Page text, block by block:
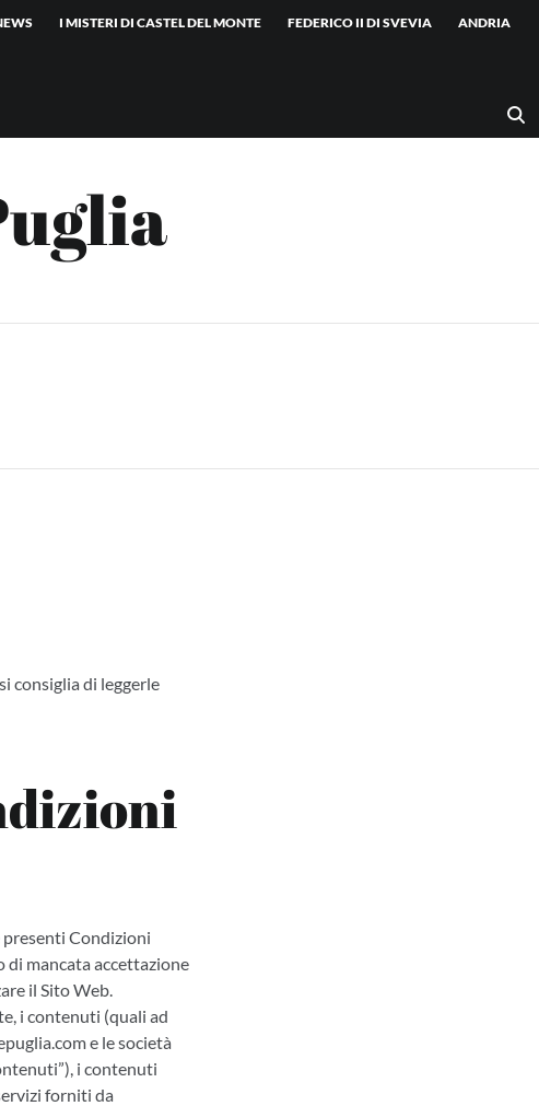
I MISTERI DI CASTEL DEL MONTE FEDERICO II DI SVEVIA ANDRIA
consiglia di leggerle
presenti Condizioni
di mancata accettazione
il Sito Web.
i contenuti (quali ad
e le società
i contenuti
forniti da